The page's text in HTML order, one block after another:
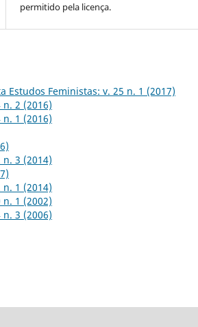
permitido pela licença.
Estudos Feministas: v. 25 n. 1 (2017)
n. 2 (2016)
n. 1 (2016)
n. 3 (2014)
n. 1 (2014)
n. 1 (2002)
n. 3 (2006)